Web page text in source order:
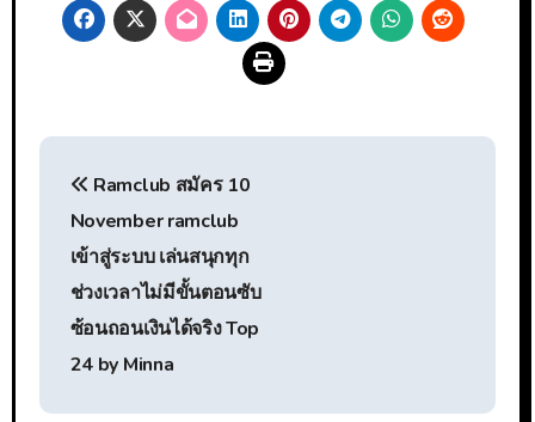
แนะแนว
เรื่องRamclub สมัคร 10
November ramclub
เข้าสู่ระบบ เล่นสนุกทุก
ช่วงเวลาไม่มีขั้นตอนซับ
ซ้อนถอนเงินได้จริง Top
24 by Minna